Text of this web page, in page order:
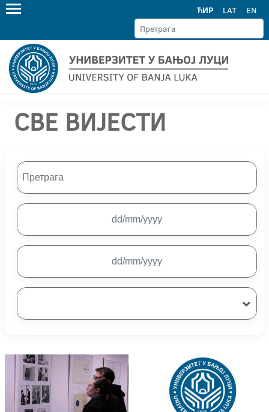
ЋИР LAT EN
СВЕ ВИЈЕСТИ